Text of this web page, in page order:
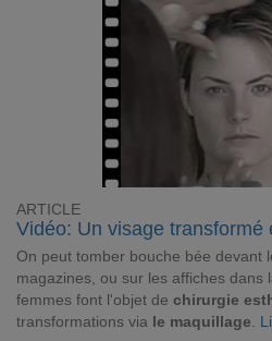
ARTICLE
Vidéo: Un visage transformé
On peut tomber bouche bée devant
magazines, ou sur les affiches dans
femmes font l'objet de chirurgie
transformations via le maquillage